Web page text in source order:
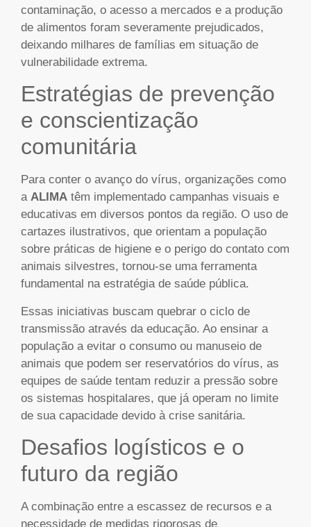
contaminação, o acesso a mercados e a produção
de alimentos foram severamente prejudicados,
deixando milhares de famílias em situação de
vulnerabilidade extrema.
Estratégias de prevenção
e conscientização
comunitária
Para conter o avanço do vírus, organizações como
a ALIMA têm implementado campanhas visuais e
educativas em diversos pontos da região. O uso de
cartazes ilustrativos, que orientam a população
sobre práticas de higiene e o perigo do contato com
animais silvestres, tornou-se uma ferramenta
fundamental na estratégia de saúde pública.
Essas iniciativas buscam quebrar o ciclo de
transmissão através da educação. Ao ensinar a
população a evitar o consumo ou manuseio de
animais que podem ser reservatórios do vírus, as
equipes de saúde tentam reduzir a pressão sobre
os sistemas hospitalares, que já operam no limite
de sua capacidade devido à crise sanitária.
Desafios logísticos e o
futuro da região
A combinação entre a escassez de recursos e a
necessidade de medidas rigorosas de